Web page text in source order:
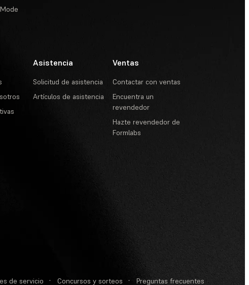
Asistencia
Solicitud de asistencia
Artículos de asistencia
Ventas
Contactar con ventas
Encuentra un
revendedor
Hazte revendedor de
Formlabs
de servicio · Concursos y sorteos · Preguntas frecuentes